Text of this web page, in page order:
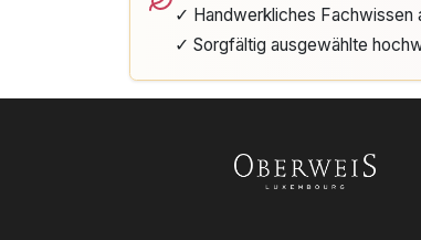
✓ Handwerkliches Fachwissen
✓ Sorgfältig ausgewählte